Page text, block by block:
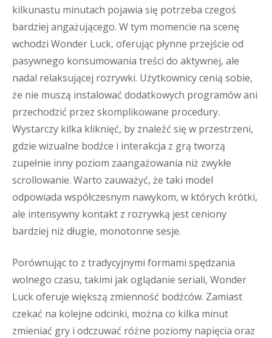
kilkunastu minutach pojawia się potrzeba czegoś
bardziej angażującego. W tym momencie na scenę
wchodzi Wonder Luck, oferując płynne przejście od
pasywnego konsumowania treści do aktywnej, ale
nadal relaksującej rozrywki. Użytkownicy cenią sobie,
że nie muszą instalować dodatkowych programów ani
przechodzić przez skomplikowane procedury.
Wystarczy kilka kliknięć, by znaleźć się w przestrzeni,
gdzie wizualne bodźce i interakcja z grą tworzą
zupełnie inny poziom zaangażowania niż zwykłe
scrollowanie. Warto zauważyć, że taki model
odpowiada współczesnym nawykom, w których krótki,
ale intensywny kontakt z rozrywką jest ceniony
bardziej niż długie, monotonne sesje.
Porównując to z tradycyjnymi formami spędzania
wolnego czasu, takimi jak oglądanie seriali, Wonder
Luck oferuje większą zmienność bodźców. Zamiast
czekać na kolejne odcinki, można co kilka minut
zmieniać gry i odczuwać różne poziomy napięcia oraz